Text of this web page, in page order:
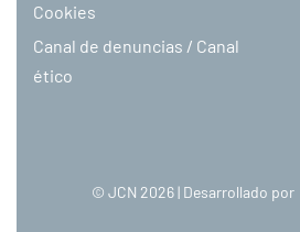
Cookies
Canal de denuncias / Canal
ético
© JCN 2026 | Desarrollado por